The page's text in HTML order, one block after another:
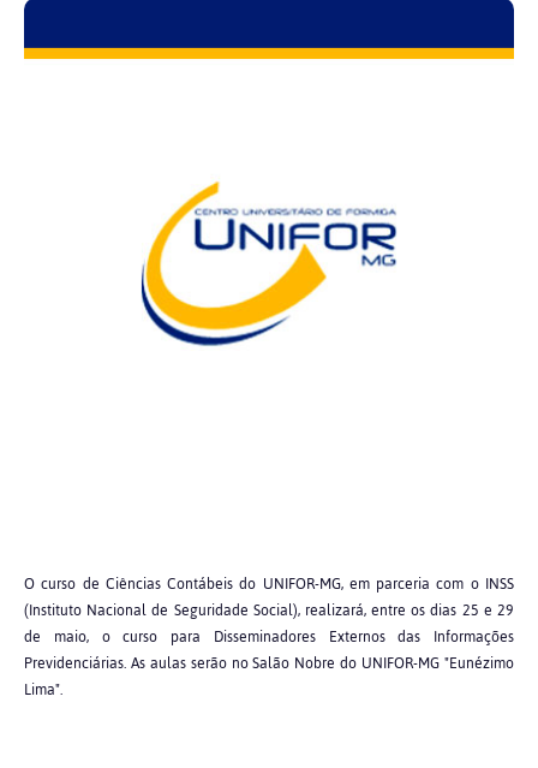
O curso de Ciências Contábeis do UNIFOR-MG, em parceria com o INSS
(Instituto Nacional de Seguridade Social), realizará, entre os dias 25 e 29
de maio, o curso para Disseminadores Externos das Informações
Previdenciárias. As aulas serão no Salão Nobre do UNIFOR-MG "Eunézimo
Lima".